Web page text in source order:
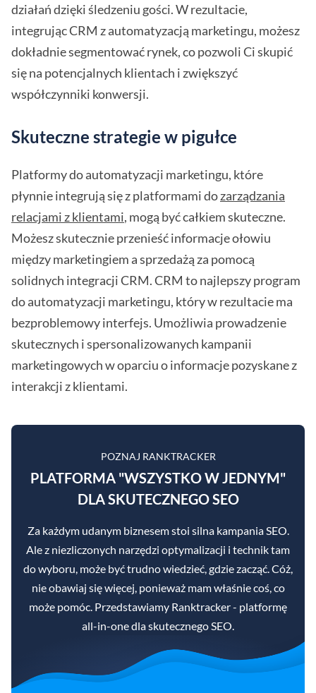
działań dzięki śledzeniu gości. W rezultacie,
integrując CRM z automatyzacją marketingu, możesz
dokładnie segmentować rynek, co pozwoli Ci skupić
się na potencjalnych klientach i zwiększyć
współczynniki konwersji.
Skuteczne strategie w pigułce
Platformy do automatyzacji marketingu, które
płynnie integrują się z platformami dozarządzania
relacjami z klientami, mogą być całkiem skuteczne.
Możesz skutecznie przenieść informacje ołowiu
między marketingiem a sprzedażą za pomocą
solidnych integracji CRM. CRM to najlepszy program
do automatyzacji marketingu, który w rezultacie ma
bezproblemowy interfejs. Umożliwia prowadzenie
skutecznych i spersonalizowanych kampanii
marketingowych w oparciu o informacje pozyskane z
interakcji z klientami.
POZNAJ RANKTRACKER
PLATFORMA "WSZYSTKO W JEDNYM"
DLA SKUTECZNEGO SEO
Za każdym udanym biznesem stoi silna kampania SEO.
Ale z niezliczonych narzędzi optymalizacji i technik tam
do wyboru, może być trudno wiedzieć, gdzie zacząć. Cóż,
nie obawiaj się więcej, ponieważ mam właśnie coś, co
może pomóc. Przedstawiamy Ranktracker - platformę
all-in-one dla skutecznego SEO.